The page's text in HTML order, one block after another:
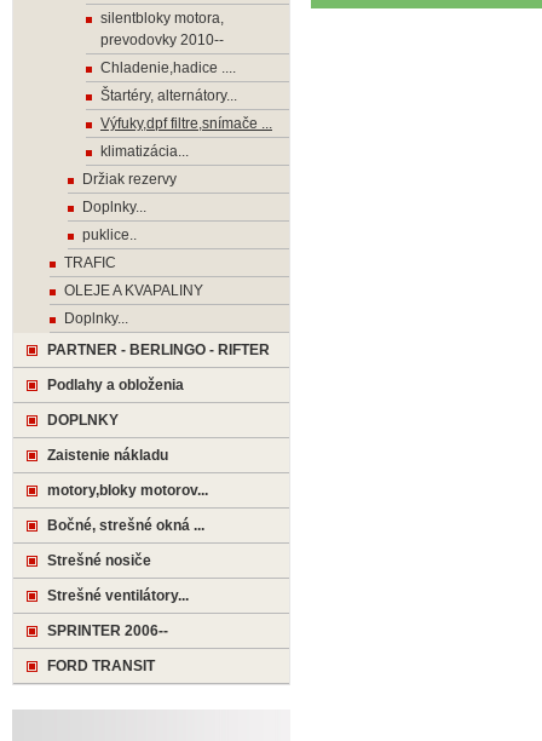
silentbloky motora,
prevodovky 2010--
Chladenie,hadice ....
Štartéry, alternátory...
Výfuky,dpf filtre,snímače ...
klimatizácia...
Držiak rezervy
Doplnky...
puklice..
TRAFIC
OLEJE A KVAPALINY
Doplnky...
PARTNER - BERLINGO - RIFTER
Podlahy a obloženia
DOPLNKY
Zaistenie nákladu
motory,bloky motorov...
Bočné, strešné okná ...
Strešné nosiče
Strešné ventilátory...
SPRINTER 2006--
FORD TRANSIT